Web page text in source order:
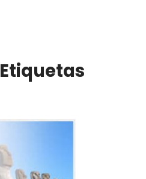
Etiquetas